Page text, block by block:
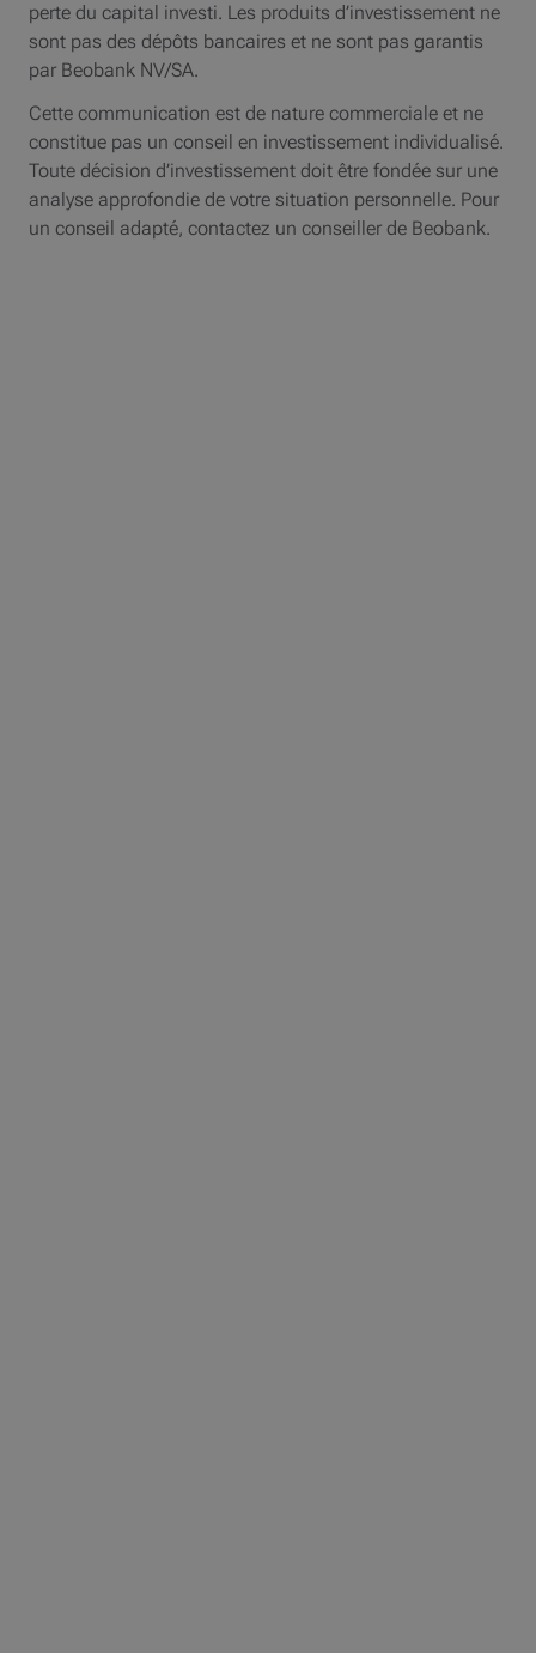
perte du capital investi. Les produits d’investissement ne
sont pas des dépôts bancaires et ne sont pas garantis
par Beobank NV/SA.
Cette communication est de nature commerciale et ne
constitue pas un conseil en investissement individualisé.
Toute décision d’investissement doit être fondée sur une
analyse approfondie de votre situation personnelle. Pour
un conseil adapté, contactez un conseiller de Beobank.